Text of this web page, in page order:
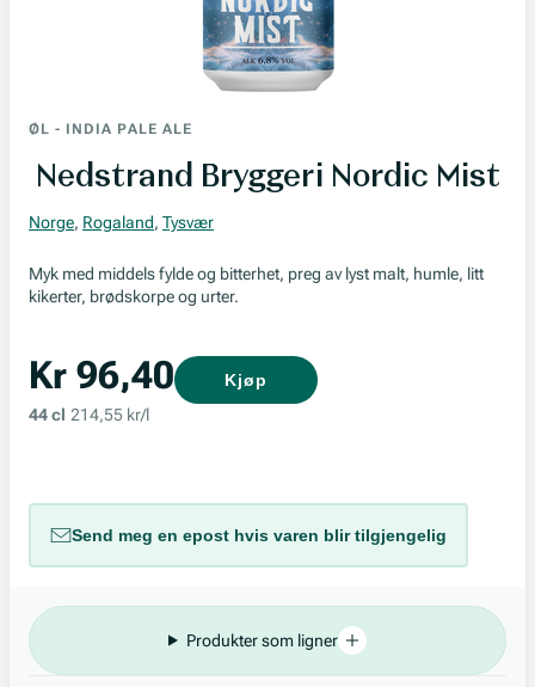
ØL - INDIA PALE ALE
Nedstrand Bryggeri Nordic Mist
Norge, Rogaland, Tysvær
Myk med middels fylde og bitterhet, preg av lyst malt, humle, litt
kikerter, brødskorpe og urter.
Kr 96,40
44 cl 214,55 kr/l
Kjøp
Send meg en epost hvis varen blir tilgjengelig
Produkter som ligner